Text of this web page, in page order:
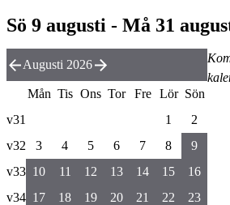
Sö 9 augusti - Må 31
Augusti 2026
Mån Tis Ons Tor Fre Lör Sön
v31
1
2
v32
3 4 5 6 7 8
9
v33 10 11 12 13 14 15
16
v34 17 18 19 20 21 22
23